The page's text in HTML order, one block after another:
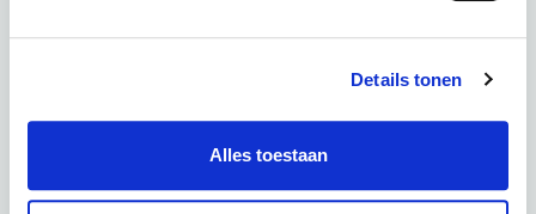
Details tonen
Alles toestaan
€ 0,00
AANVRAGEN